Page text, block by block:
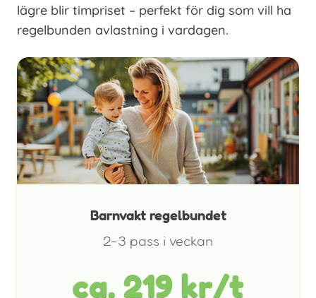
lägre blir timpriset – perfekt för dig som vill ha
regelbunden avlastning i vardagen.
Barnvakt regelbundet
2-3 pass i veckan
ca. 219 kr/t